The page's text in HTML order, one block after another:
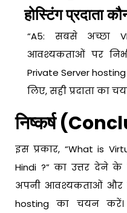
होस्टिंग प्रदाता
“A5: सबसे अच्छा
आवश्यकताओं पर
Private Server
लिए, सही प्रदाता का
निष्कर्ष
इस प्रकार, “What is
Hindi ?” का उत्तर देने
अपनी आवश्यकताओं और
hosting का चयन करें।